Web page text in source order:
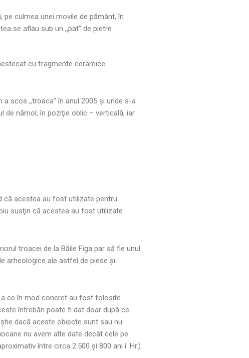
culmea unei movile de pământ, în
se aflau sub un ,,pat“ de pietre
cu fragmente ceramice
scos ,,troaca“ în anul 2005 şi unde s-a
de nămol, în poziţie oblic – verticală, iar
că acestea au fost utilizate pentru
susţin că acestea au fost utilizate
troacei de la Băile Figa par să fie unul
arheologice ale astfel de piese şi
ce în mod concret au fost folosite
întrebări poate fi dat doar după ce
dacă aceste obiecte sunt sau nu
nu avem alte date decât cele pe
între circa 2.500 şi 800 ani î. Hr.)